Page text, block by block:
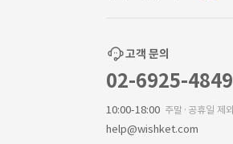
고객 문의
02-6925-4849
10:00-18:00 주말·공휴일 제외
help@wishket.com